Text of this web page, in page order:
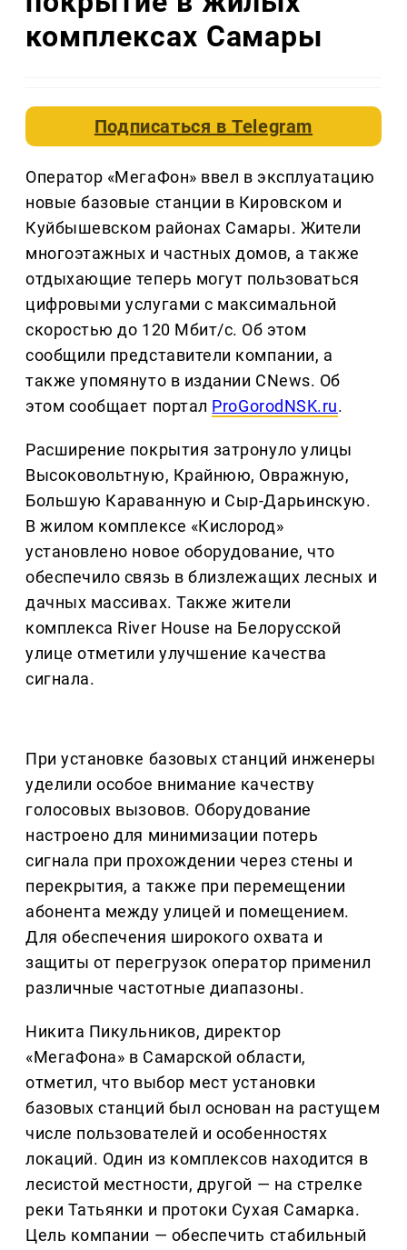
комплексах Самары
Подписаться вTelegram
Оператор «МегаФон» ввел в эксплуатацию
новые базовые станции в Кировском и
Куйбышевском районах Самары. Жители
многоэтажных и частных домов, а также
отдыхающие теперь могут пользоваться
цифровыми услугами с максимальной
скоростью до 120 Мбит/с. Об этом
сообщили представители компании, а
также упомянуто в издании CNews. Об
этом сообщает портал ProGorodNSK.ru.
Расширение покрытия затронуло улицы
Высоковольтную, Крайнюю, Овражную,
Большую Караванную и Сыр-Дарьинскую.
В жилом комплексе «Кислород»
установлено новое оборудование, что
обеспечило связь в близлежащих лесных и
дачных массивах. Также жители
комплекса River House на Белорусской
улице отметили улучшение качества
сигнала.
При установке базовых станций инженеры
уделили особое внимание качеству
голосовых вызовов. Оборудование
настроено для минимизации потерь
сигнала при прохождении через стены и
перекрытия, а также при перемещении
абонента между улицей и помещением.
Для обеспечения широкого охвата и
защиты от перегрузок оператор применил
различные частотные диапазоны.
Никита Пикульников, директор
«МегаФона» в Самарской области,
отметил, что выбор мест установки
базовых станций был основан на растущем
числе пользователей и особенностях
локаций. Один из комплексов находится в
лесистой местности, другой — на стрелке
реки Татьянки и протоки Сухая Самарка.
Цель компании — обеспечить стабильный